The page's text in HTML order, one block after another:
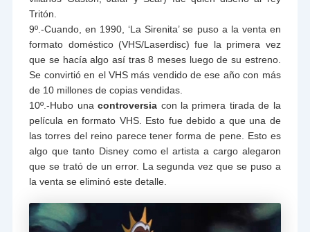
Tritón.
9º.-Cuando, en 1990, ‘La Sirenita’ se puso a la venta en
formato doméstico (VHS/Laserdisc) fue la primera vez
que se hacía algo así tras 8 meses luego de su estreno.
Se convirtió en el VHS más vendido de ese año con más
de 10 millones de copias vendidas.
10º.-Hubo unacontroversia con la primera tirada de la
película en formato VHS. Esto fue debido a que una de
las torres del reino parece tener forma de pene. Esto es
algo que tanto Disney como el artista a cargo alegaron
que se trató de un error. La segunda vez que se puso a
la venta se eliminó este detalle.